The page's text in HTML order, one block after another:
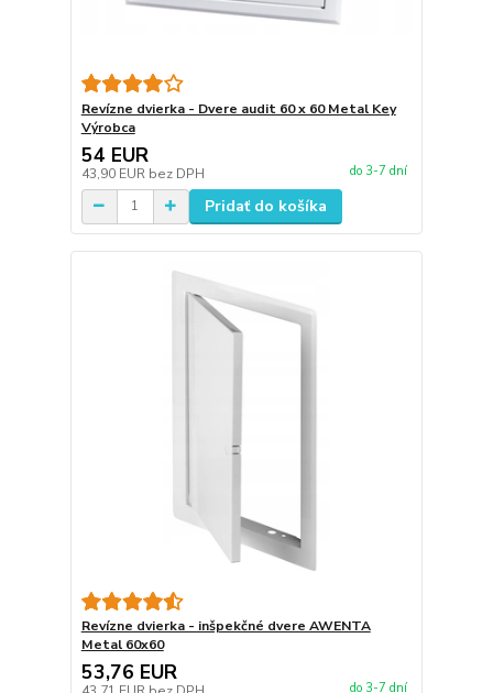
Revízne dvierka - Dvere audit 60 x 60 Metal Key
Výrobca
54 EUR
43,90 EUR bez DPH do 3-7 dní
Pridať do košíka
Revízne dvierka - inšpekčné dvere AWENTA
Metal 60x60
53,76 EUR
do 3-7 dní